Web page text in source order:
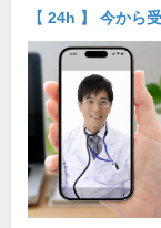
【 24h 】 今から